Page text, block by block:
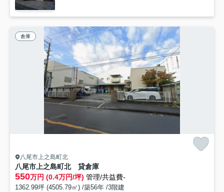
倉庫
八尾市上之島町北
八尾市上之島町北 貸倉庫
550万円 (0.4万円/坪) 管理/共益費-
1362.99坪 (4505.79㎡) /築56年 /3階建